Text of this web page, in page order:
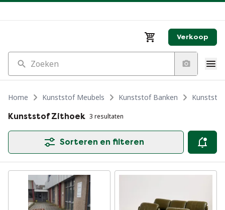
Verkoop
Zoeken
Home Kunststof Meubels Kunststof Banken
Kunststof Zithoek 3 resultaten
Sorteren en filteren